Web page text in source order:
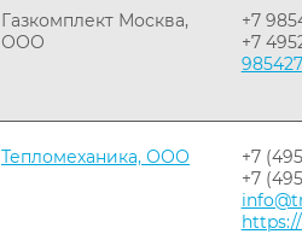
Газкомплект Москва,
ООО
+7
+7
Тепломеханика, ООО
+7
+7